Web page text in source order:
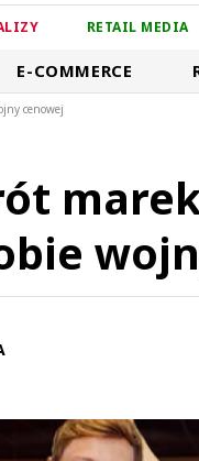
RETAIL MEDIA
E-COMMERCE
cenowej
marek